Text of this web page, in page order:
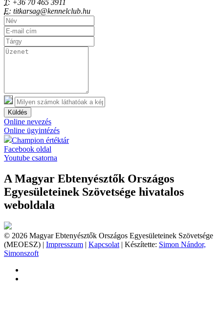
T: +36 70 465 3911
E: titkarsag@kennelclub.hu
Küldés
Online nevezés
Online ügyintézés
Champion értéktár
Facebook oldal
Youtube csatorna
A Magyar Ebtenyésztők Országos
Egyesületeinek Szövetsége hivatalos
weboldala
© 2026 Magyar Ebtenyésztők Országos Egyesületeinek Szövetsége
(MEOESZ) | Impresszum | Kapcsolat | Készítette: Simon Nándor,
Simonszoft